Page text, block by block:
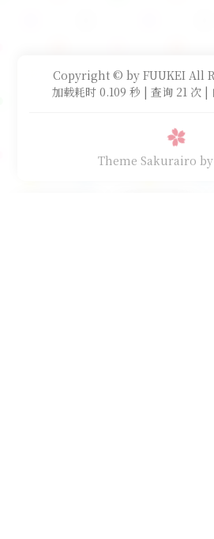
Copyright © by FUUKEI All
加载耗时 0.109 秒 | 查询 21 次 |
Theme Sakurairo